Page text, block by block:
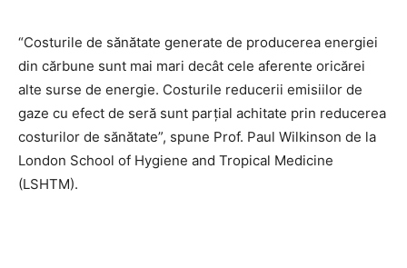
“Costurile de sănătate generate de producerea energiei
din cărbune sunt mai mari decât cele aferente oricărei
alte surse de energie. Costurile reducerii emisiilor de
gaze cu efect de seră sunt parțial achitate prin reducerea
costurilor de sănătate”, spune Prof. Paul Wilkinson de la
London School of Hygiene and Tropical Medicine
(LSHTM).